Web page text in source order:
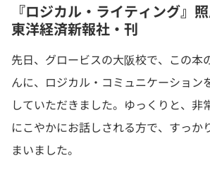
『ロジカル・ライティング』
東洋経済新報社・刊
先日、グロービスの大阪校で、この本
んに、ロジカル・コミュニケーション
していただきました。ゆっくりと、非
にこやかにお話しされる方で、すっか
まいました。